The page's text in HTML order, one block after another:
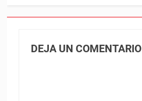
DEJA UN COMENTARIO